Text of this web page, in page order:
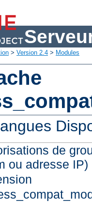
> Version 2.4 > Modules
de
ou adresse IP)